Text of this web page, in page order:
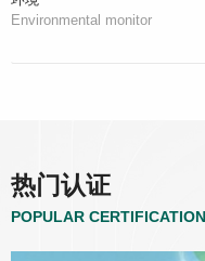
Environmental monitor
热门认证
POPULAR CERTIFICATION